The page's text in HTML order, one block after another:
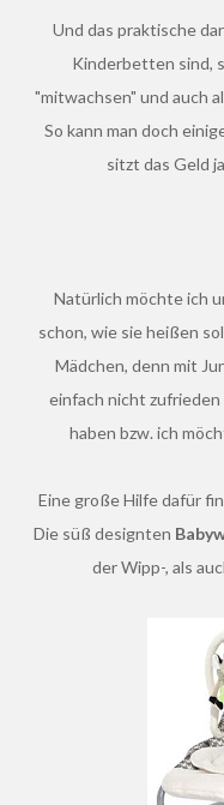
Und das praktische daran ist ja auch noch, dass es variable
Kinderbetten sind,
"mitwachsen" und auch
So kann man doch einiges sparen, denn mit dem ersten Kind
sitzt das Geld
Natürlich möchte ich unsere kleine Lea (ja genau, ich weiß
schon, wie sie heißen
Mädchen, denn mit
einfach nicht zufrieden
haben bzw. ich
Eine große Hilfe dafür
Die süß designten
der Wipp-, als